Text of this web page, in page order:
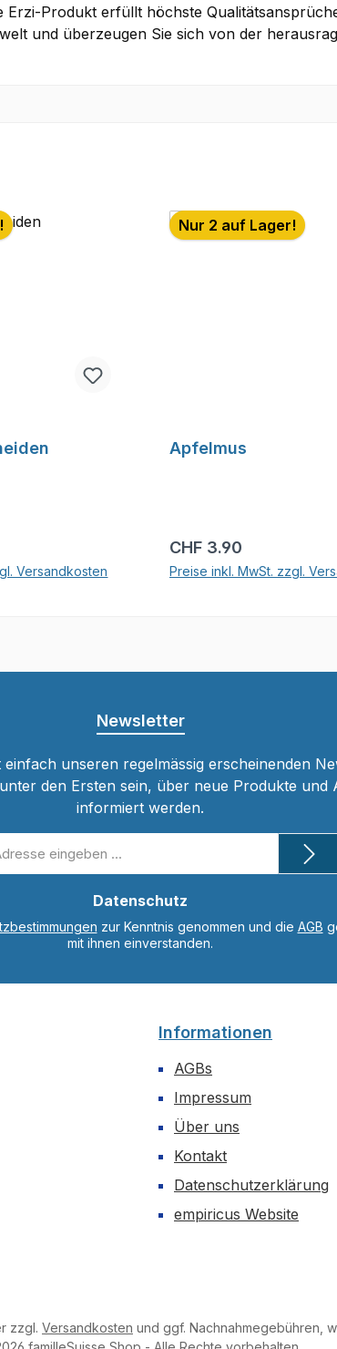
Erzi-Produkt erfüllt höchste
und überzeugen Sie sich von der
Versandkosten
Nur 2 auf Lager!
Apfelmus
Regulärer Preis:
CHF 3.90
Preise inkl. MwSt. zzgl.
Newsletter
unseren regelmässig erscheinenden
den Ersten sein, über neue Produkte und
informiert werden.
Datenschutz
zur Kenntnis genommen und die AGB
mit ihnen einverstanden.
Informationen
AGBs
Impressum
Über uns
Kontakt
Datenschutzerklärung
empiricus Website
zzgl. Versandkosten und ggf. Nachnahmegebühren,